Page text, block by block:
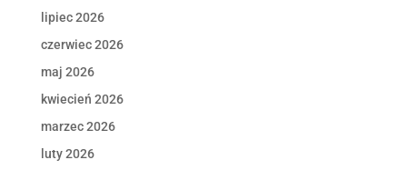
lipiec 2026
czerwiec 2026
maj 2026
kwiecień 2026
marzec 2026
luty 2026